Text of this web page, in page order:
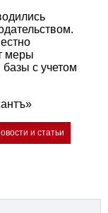
меры
с учетом
и статьи